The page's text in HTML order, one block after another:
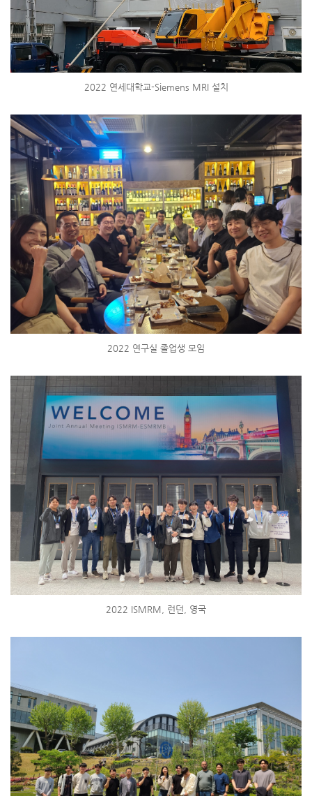
2022 연세대학교-Siemens MRI 설치
2022 연구실 졸업생 모임
2022 ISMRM, 런던, 영국